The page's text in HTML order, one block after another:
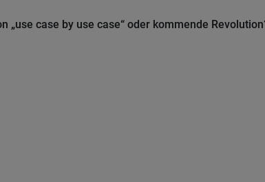
case by use case“ oder kommende